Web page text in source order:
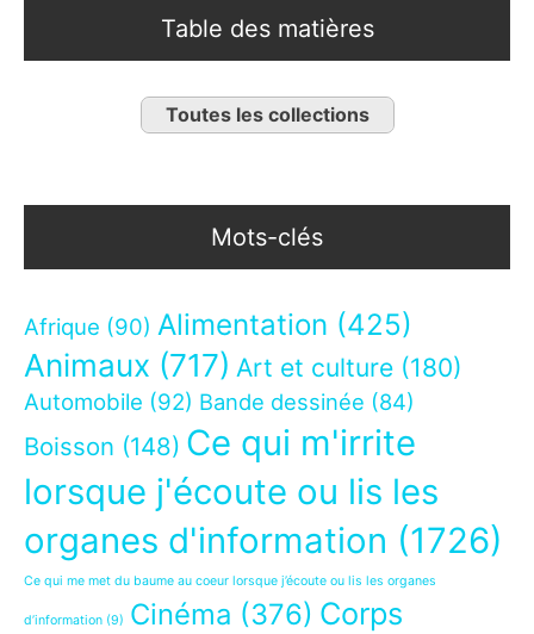
Table des matières
Toutes les collections
Mots-clés
Afrique (90) Alimentation (425)
Animaux (717) Art et culture (180)
Automobile (92) Bande dessinée (84)
Boisson (148) Ce qui m'irrite
lorsque j'écoute ou lis les
organes d'information (1726)
Ce qui me met du baume au coeur lorsque j’écoute ou lis les organes
d’information (9) Cinéma (376) Corps